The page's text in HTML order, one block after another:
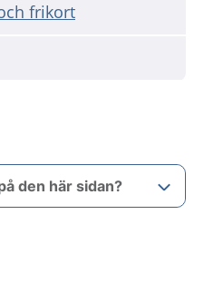
frikort
den här sidan?